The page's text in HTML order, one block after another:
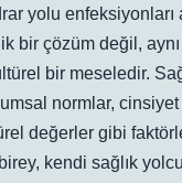
yolu enfeksiyonları
bir çözüm değil,
bir meseledir.
normlar,
değerler gibi
kendi sağlık